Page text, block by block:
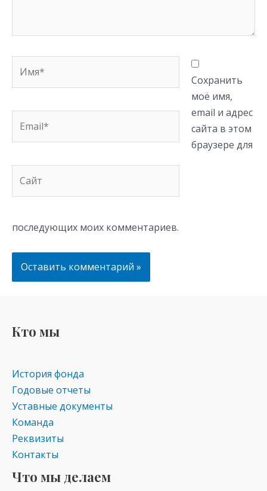
Сохранить
моё имя,
email и адрес
сайта в этом
браузере для
последующих моих комментариев.
Кто мы
История фонда
Годовые отчеты
Уставные документы
Команда
Реквизиты
Контакты
Что мы делаем